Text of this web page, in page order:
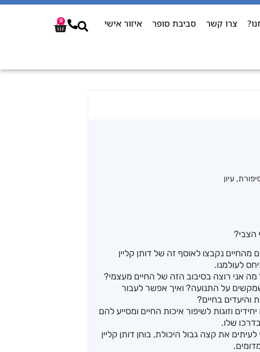
צרו קשר סביבת סופר איזור אישי 0
, עיון
הצבי?
מהחיים נקבצו לאוסף זה של דותן קליין
לעולמנו.
אני רוצה בסיבוב הזה של החיים מעצמי?
על התנועה? ואיך אפשר לעבור
בחיים?
וזוגות לשיפור איכות החיים ומסייע להם
שלו.
את קצה גבול היכולת, בוחן דותן קליין